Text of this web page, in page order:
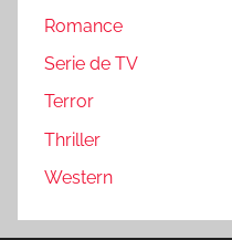
Romance
Serie de TV
Terror
Thriller
Western